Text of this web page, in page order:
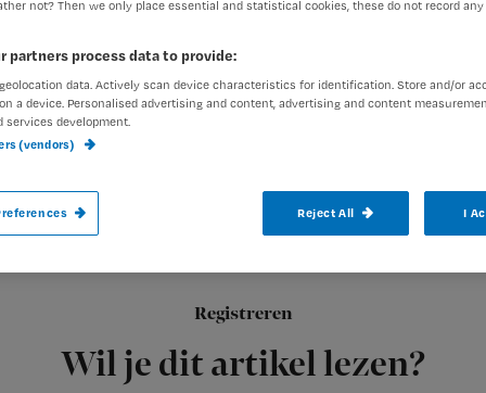
Registreren
Wil je dit artikel lezen?
Je treft een patiënt die angstig, verward
wat stel je uit? In dit artikel vind je
Welke controles doe je bijvoorbeeld bij
not? Then we only place essential and statistical cookies, these do not record
partners process data to provide:
data. Actively scan device characteristics for identification. Store and/or
a device. Personalised advertising and content, advertising and content
services development.
(vendors)
Reject All I